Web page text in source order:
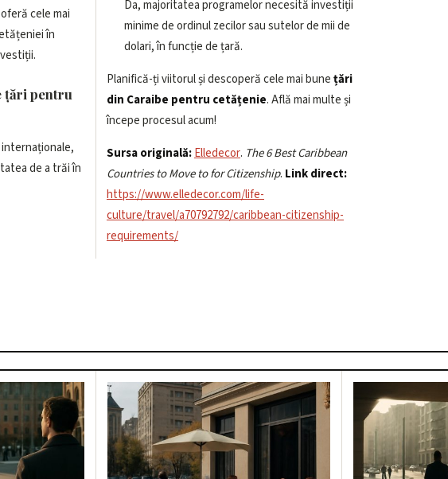
cele mai
în
țări pentru
de a trăi în
Da, majoritatea programelor necesită investiții
minime de ordinul zecilor sau sutelor de mii de
dolari, în funcție de țară.
Planifică-ți viitorul și descoperă cele mai bunețări
din Caraibe pentru cetățenie. Află mai multe și
începe procesul acum!
Sursa originală:Elledecor. The 6 Best Caribbean
Countries to Move to for Citizenship. Link direct:
https://www.elledecor.com/life-
culture/travel/a70792792/caribbean-citizenship-
requirements/